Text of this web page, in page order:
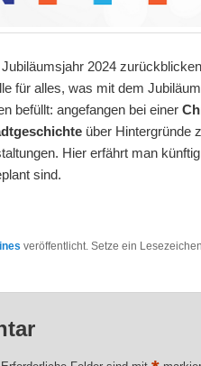
2024
für alles, was mit dem
befüllt: angefangen bei einer
über Hintergründe
Hier erfährt man
sind.
veröffentlicht. Setze ein